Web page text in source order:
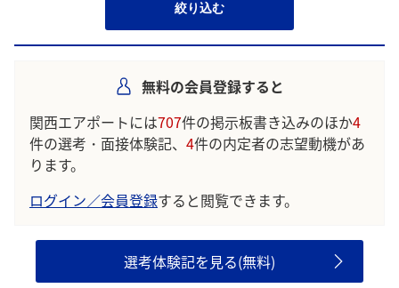
絞り込む
無料の会員登録すると
関西エアポートには707件の掲示板書き込みのほか4
件の選考・面接体験記、 4件の内定者の志望動機があ
ります。
ログイン／会員登録すると閲覧できます。
選考体験記を見る(無料)